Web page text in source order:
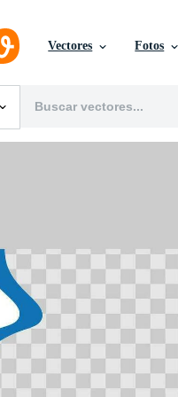
Vectores Fotos